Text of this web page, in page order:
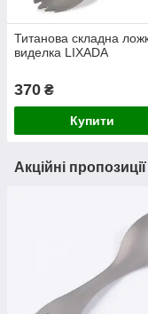
Титанова складна
виделка LIXADA
370 ₴
Купити
Акційні